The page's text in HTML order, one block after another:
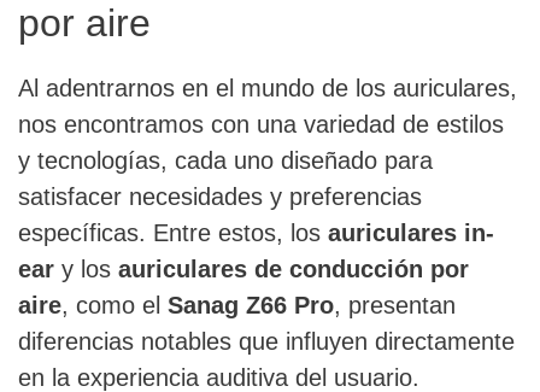
por aire
Al adentrarnos en el mundo de los auriculares,
nos encontramos con una variedad de estilos
y tecnologías, cada uno diseñado para
satisfacer necesidades y preferencias
específicas. Entre estos, los auriculares in-
ear y los auriculares de conducción por
aire, como el Sanag Z66 Pro, presentan
diferencias notables que influyen directamente
en la experiencia auditiva del usuario.